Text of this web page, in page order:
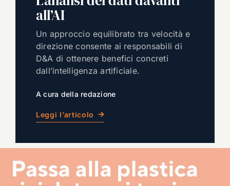
all’AI
Un approccio equilibrato tra velocità e
direzione consente ai responsabili di
D&A di ottenere benefici concreti
dall’intelligenza artificiale.
A cura della redazione
Leggi l’articolo